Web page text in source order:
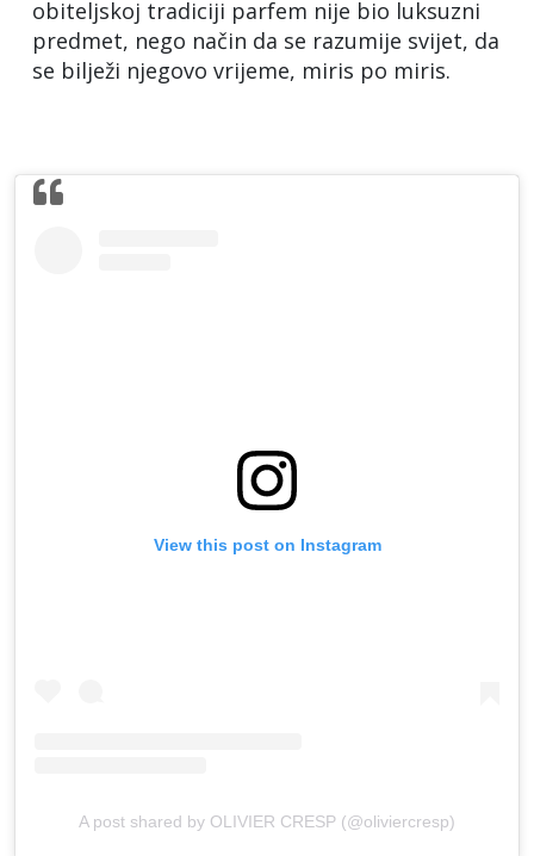
obiteljskoj tradiciji parfem nije bio luksuzni
predmet, nego način da se razumije svijet, da
se bilježi njegovo vrijeme, miris po miris.
View this post on Instagram
A post shared by OLIVIER CRESP (@oliviercresp)